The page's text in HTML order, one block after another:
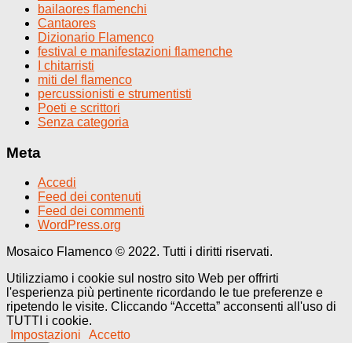
bailaores flamenchi
Cantaores
Dizionario Flamenco
festival e manifestazioni flamenche
I chitarristi
miti del flamenco
percussionisti e strumentisti
Poeti e scrittori
Senza categoria
Meta
Accedi
Feed dei contenuti
Feed dei commenti
WordPress.org
Mosaico Flamenco © 2022. Tutti i diritti riservati.
Utilizziamo i cookie sul nostro sito Web per offrirti
l'esperienza più pertinente ricordando le tue preferenze e
ripetendo le visite. Cliccando “Accetta” acconsenti all'uso di
TUTTI i cookie.
Impostazioni
Accetto